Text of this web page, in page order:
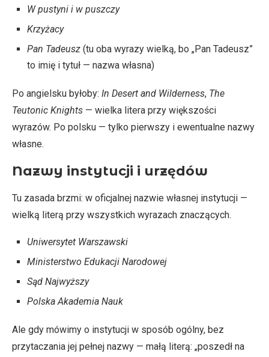
W pustyni i w puszczy
Krzyżacy
Pan Tadeusz (tu oba wyrazy wielką, bo „Pan Tadeusz”
to imię i tytuł — nazwa własna)
Po angielsku byłoby: In Desert and Wilderness, The
Teutonic Knights — wielka litera przy większości
wyrazów. Po polsku — tylko pierwszy i ewentualne nazwy
własne.
Nazwy instytucji i urzędów
Tu zasada brzmi: w oficjalnej nazwie własnej instytucji —
wielką literą przy wszystkich wyrazach znaczących.
Uniwersytet Warszawski
Ministerstwo Edukacji Narodowej
Sąd Najwyższy
Polska Akademia Nauk
Ale gdy mówimy o instytucji w sposób ogólny, bez
przytaczania jej pełnej nazwy — małą literą: „poszedł na